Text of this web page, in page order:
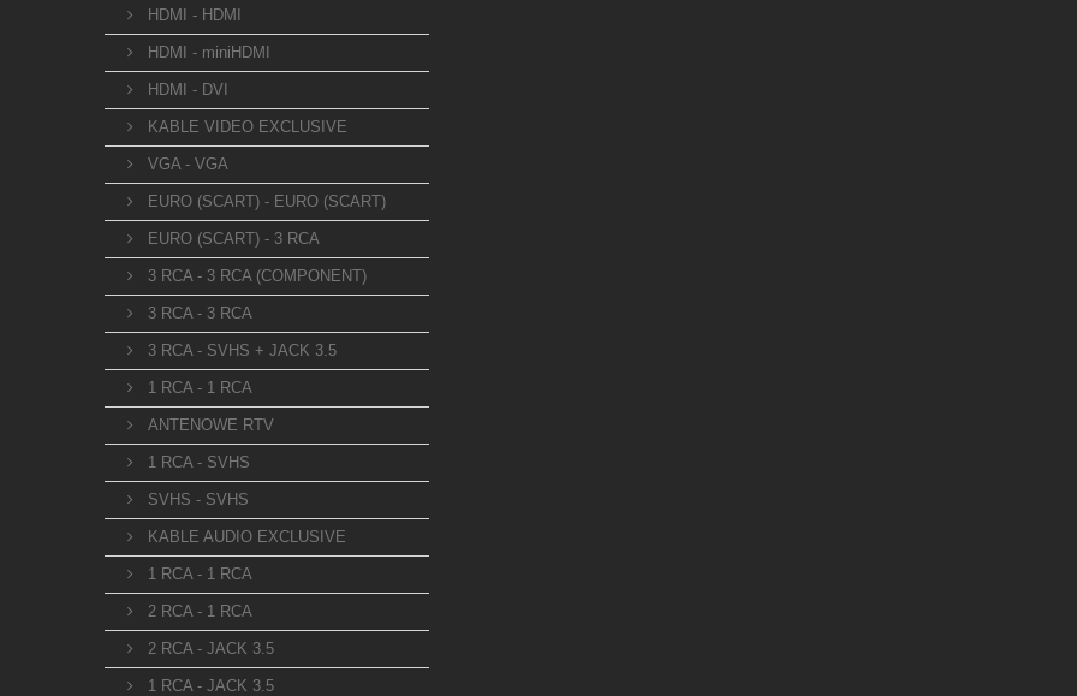
HDMI - HDMI
HDMI - miniHDMI
HDMI - DVI
KABLE VIDEO EXCLUSIVE
VGA - VGA
EURO (SCART) - EURO (SCART)
EURO (SCART) - 3 RCA
3 RCA - 3 RCA (COMPONENT)
3 RCA - 3 RCA
3 RCA - SVHS + JACK 3.5
1 RCA - 1 RCA
ANTENOWE RTV
1 RCA - SVHS
SVHS - SVHS
KABLE AUDIO EXCLUSIVE
1 RCA - 1 RCA
2 RCA - 1 RCA
2 RCA - JACK 3.5
1 RCA - JACK 3.5